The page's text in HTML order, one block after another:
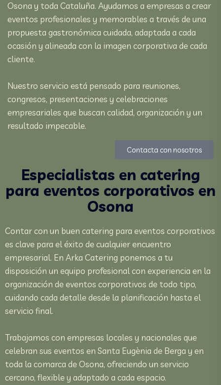
Osona y toda Cataluña. Ayudamos a empresas a crear
eventos profesionales y memorables a través de una
propuesta gastronómica cuidada, adaptada a cada
ocasión y alineada con la imagen corporativa de cada
cliente.
Nuestro servicio está pensado para reuniones,
congresos, presentaciones y celebraciones
empresariales que buscan calidad, organización y un
resultado impecable.
Contacta con nosotros
Especialistas en catering
para eventos corporativos en
Osona
Contar con un buen catering para eventos corporativos
es clave para el éxito de cualquier encuentro
empresarial. En Arka Catering ponemos a tu
disposición un equipo profesional con experiencia en la
organización de eventos corporativos de todo tipo,
cuidando cada detalle desde la planificación hasta el
servicio final.
Trabajamos con empresas locales y nacionales que
celebran sus eventos en Santa Eugènia de Berga y en
toda la comarca de Osona, ofreciendo un servicio
cercano, flexible y adaptado a cada espacio.